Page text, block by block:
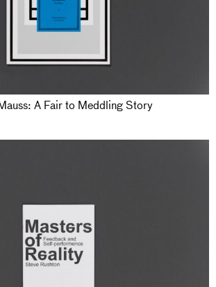
A Fair to Meddling Story